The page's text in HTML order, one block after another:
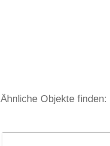
Ähnliche Objekte finden: